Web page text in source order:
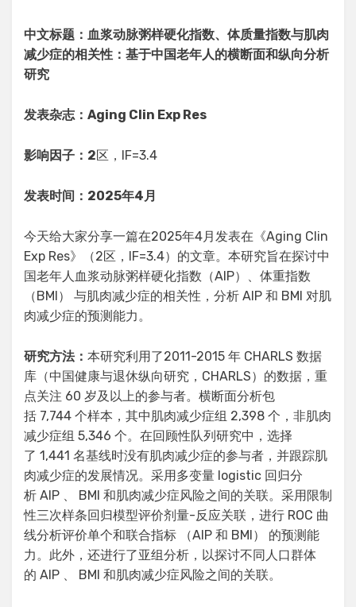
中文标题：血浆动脉粥样硬化指数、体质量指数与肌肉
减少症的相关性：基于中国老年人的横断面和纵向分析
研究
发表杂志：Aging Clin Exp Res
影响因子：2区，IF=3.4
发表时间：2025年4月
今天给大家分享一篇在2025年4月发表在《Aging Clin
Exp Res》（2区，IF=3.4）的文章。本研究旨在探讨中
国老年人血浆动脉粥样硬化指数（AIP）、体重指数
（BMI） 与肌肉减少症的相关性，分析 AIP 和 BMI 对肌
肉减少症的预测能力。
研究方法： 本研究利用了2011-2015 年 CHARLS 数据
库（中国健康与退休纵向研究，CHARLS）的数据，重
点关注 60 岁及以上的参与者。横断面分析包
括 7,744 个样本，其中肌肉减少症组 2,398 个，非肌肉
减少症组 5,346 个。在回顾性队列研究中，选择
了 1,441 名基线时没有肌肉减少症的参与者，并跟踪肌
肉减少症的发展情况。采用多变量 logistic 回归分
析 AIP 、 BMI 和肌肉减少症风险之间的关联。采用限制
性三次样条回归模型评价剂量-反应关联，进行 ROC 曲
线分析评价单个和联合指标 （AIP 和 BMI） 的预测能
力。此外，还进行了亚组分析，以探讨不同人口群体
的 AIP 、 BMI 和肌肉减少症风险之间的关联。